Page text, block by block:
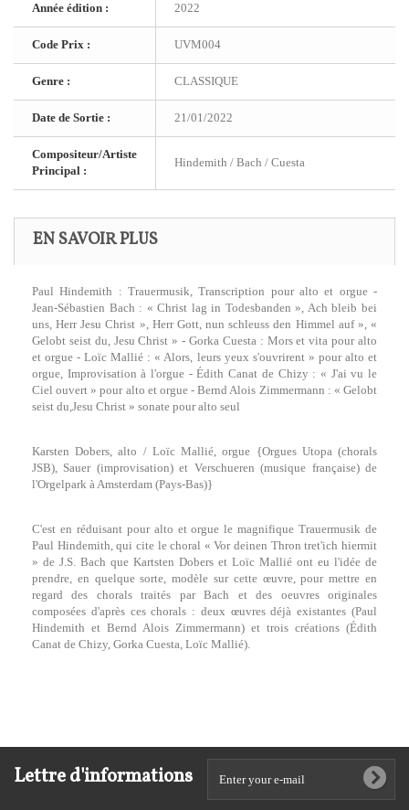
Année édition : 2022
Code Prix : UVM004
Genre : CLASSIQUE
Date de Sortie : 21/01/2022
Compositeur/Artiste
Principal :
Hindemith / Bach / Cuesta
EN SAVOIR PLUS
Paul Hindemith : Trauermusik, Transcription pour alto et orgue -
Jean-Sébastien Bach : « Christ lag in Todesbanden », Ach bleib bei
uns, Herr Jesu Christ », Herr Gott, nun schleuss den Himmel auf », «
Gelobt seist du, Jesu Christ » - Gorka Cuesta : Mors et vita pour alto
et orgue - Loïc Mallié : « Alors, leurs yeux s'ouvrirent » pour alto et
orgue, Improvisation à l'orgue - Édith Canat de Chizy : « J'ai vu le
Ciel ouvert » pour alto et orgue - Bernd Alois Zimmermann : « Gelobt
seist du,Jesu Christ » sonate pour alto seul
Karsten Dobers, alto / Loïc Mallié, orgue {Orgues Utopa (chorals
JSB), Sauer (improvisation) et Verschueren (musique française) de
l'Orgelpark à Amsterdam (Pays-Bas)}
C'est en réduisant pour alto et orgue le magnifique Trauermusik de
Paul Hindemith, qui cite le choral « Vor deinen Thron tret'ich hiermit
» de J.S. Bach que Kartsten Dobers et Loïc Mallié ont eu l'idée de
prendre, en quelque sorte, modèle sur cette œuvre, pour mettre en
regard des chorals traités par Bach et des oeuvres originales
composées d'après ces chorals : deux œuvres déjà existantes (Paul
Hindemith et Bernd Alois Zimmermann) et trois créations (Édith
Canat de Chizy, Gorka Cuesta, Loïc Mallié).
Lettre d'informations